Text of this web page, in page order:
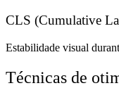
CLS (Cumulative
Estabilidade visual
Técnicas de